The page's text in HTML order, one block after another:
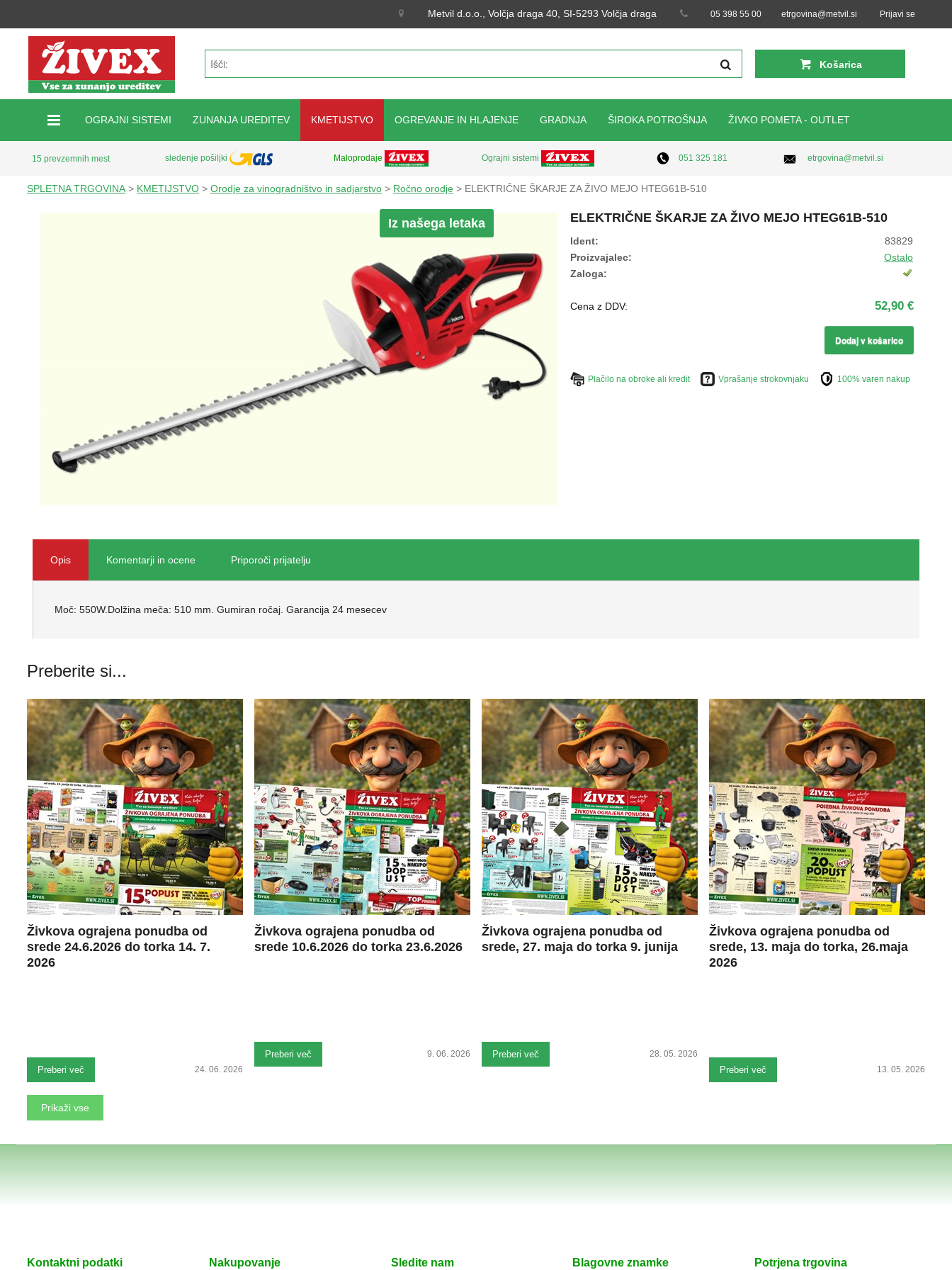
Metvil d.o.o., Volčja draga 40, SI-5293 Volčja draga 05 398 55 00 etrgovina@metvil.si Prijavi se
Košarica
OGRAJNI SISTEMI ZUNANJA UREDITEV KMETIJSTVO OGREVANJE IN HLAJENJE GRADNJA ŠIROKA POTROŠNJA ŽIVKO POMETA - OUTLET
15 prevzemnih mest sledenje pošiljki Maloprodaje Ograjni sistemi 051 325 181 etrgovina@metvil.si
SPLETNA TRGOVINA > KMETIJSTVO > Orodje za vinogradništvo in sadjarstvo > Ročno orodje > ELEKTRIČNE ŠKARJE ZA ŽIVO MEJO HTEG61B-510
Iz našega letaka ELEKTRIČNE ŠKARJE ZA ŽIVO MEJO HTEG61B-510
Ident:
83829
Proizvajalec:
Ostalo
Zaloga:
Cena z DDV: 52,90 €
Dodaj v košarico
Plačilo na obroke ali kredit Vprašanje strokovnjaku 100% varen nakup
Opis Komentarji in ocene Priporoči prijatelju
Moč: 550W.Dolžina meča: 510 mm. Gumiran ročaj. Garancija 24 mesecev
Preberite si...
Živkova ograjena ponudba od
srede 24.6.2026 do torka 14. 7.
2026
Preberi več 24. 06. 2026
Živkova ograjena ponudba od
srede 10.6.2026 do torka 23.6.2026
Preberi več 9. 06. 2026
Živkova ograjena ponudba od
srede, 27. maja do torka 9. junija
Preberi več 28. 05. 2026
Živkova ograjena ponudba od
srede, 13. maja do torka, 26.maja
2026
Preberi več 13. 05. 2026
Prikaži vse
Kontaktni podatki Nakupovanje Sledite nam Blagovne znamke Potrjena trgovina